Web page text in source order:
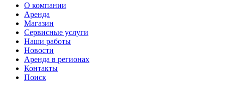
О компании
Аренда
Магазин
Сервисные услуги
Наши работы
Новости
Аренда в регионах
Контакты
Поиск